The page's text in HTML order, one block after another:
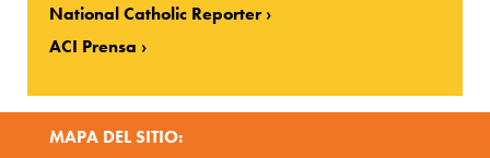
National Catholic Reporter
ACI Prensa
MAPA DEL SITIO: